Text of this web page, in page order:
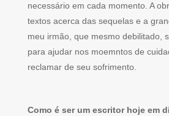
necessário em cada momento. A
textos acerca das sequelas e a
meu irmão, que mesmo debilitado,
para ajudar nos moemntos de
reclamar de seu sofrimento.
Como é ser um escritor hoje em